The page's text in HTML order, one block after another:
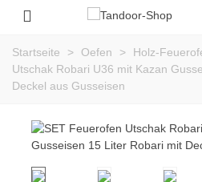
Startseite > Oefen > Holz-
Utschak Robari U36 mit Kazan
Deckel aus Gusseisen